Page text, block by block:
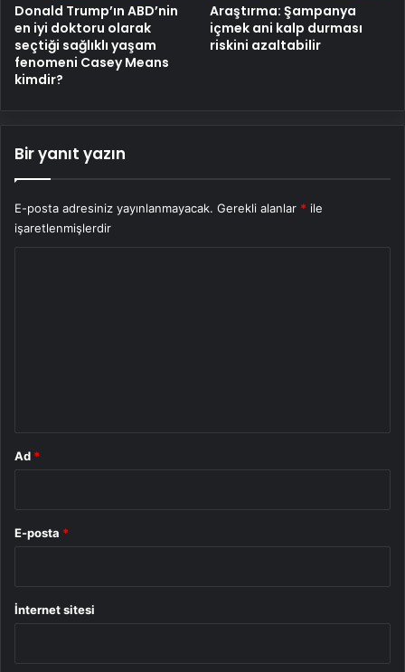
Donald Trump’ın ABD’nin
en iyi doktoru olarak
seçtiği sağlıklı yaşam
fenomeni Casey Means
kimdir?
Araştırma: Şampanya
içmek ani kalp durması
riskini azaltabilir
Bir yanıt yazın
E-posta adresiniz yayınlanmayacak. Gerekli alanlar * ile
işaretlenmişlerdir
Ad *
E-posta *
İnternet sitesi